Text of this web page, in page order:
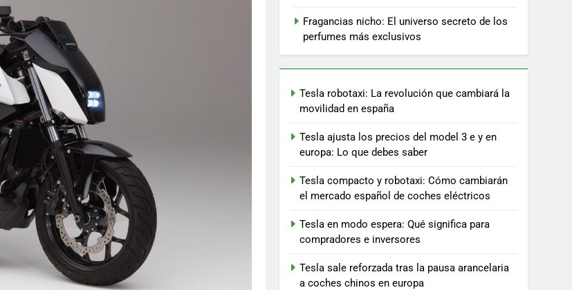
Fragancias nicho: El universo secreto de los
perfumes más exclusivos
Tesla robotaxi: La revolución que cambiará la
movilidad en españa
Tesla ajusta los precios del model 3 e y en
europa: Lo que debes saber
Tesla compacto y robotaxi: Cómo cambiarán
el mercado español de coches eléctricos
Tesla en modo espera: Qué significa para
compradores e inversores
Tesla sale reforzada tras la pausa arancelaria
a coches chinos en europa